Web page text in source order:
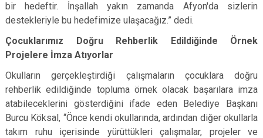
bir hedeftir. İnşallah yakın zamanda Afyon'da sizlerin
destekleriyle bu hedefimize ulaşacağız.” dedi.
Çocuklarımız Doğru Rehberlik Edildiğinde Örnek
Projelere İmza Atıyorlar
Okulların gerçekleştirdiği çalışmaların çocuklara doğru
rehberlik edildiğinde topluma örnek olacak başarılara imza
atabileceklerini gösterdiğini ifade eden Belediye Başkanı
Burcu Köksal, “Önce kendi okullarında, ardından diğer okullarla
takım ruhu içerisinde yürüttükleri çalışmalar, projeler ve